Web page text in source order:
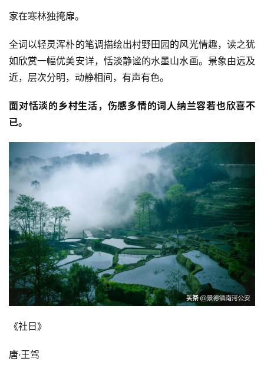
投
稿
每
日
好
家在寒林独掩扉。
全词以轻灵浑朴的笔调描绘出村野田园的风光情趣，读之犹
如欣赏一幅优美安详，恬淡静谧的水墨山水画。景象由远及
近，层次分明，动静相间，有声有色。
面对恬淡的乡村生活，伤感多情的词人纳兰容若也欣喜不
已。
《社日》
唐·王驾